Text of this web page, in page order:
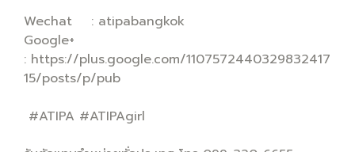
Wechat : atipabangkok
Google+
: https://plus.google.com/1107572440329832417
15/posts/p/pub
#ATIPA #ATIPAgirl